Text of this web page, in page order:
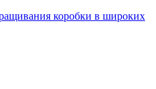
коробки в широких